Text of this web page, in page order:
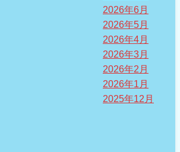
2026年6月
2026年5月
2026年4月
2026年3月
2026年2月
2026年1月
2025年12月